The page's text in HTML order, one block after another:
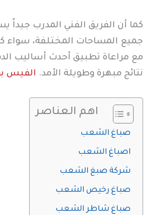
كما أن الفريق الفني المدرب جيداً
جميع المساحات المختلفة، سواء
مع مراعاة تطبيق أحدث أساليب
نتائج مبهرة وطويلة الأمد. الفيس
اهم العناصر
صباغ الشعب
اصباغ الشعب
شركة صبغ الشعب
صباغ رخيص الشعب
صباغ شاطر الشعب